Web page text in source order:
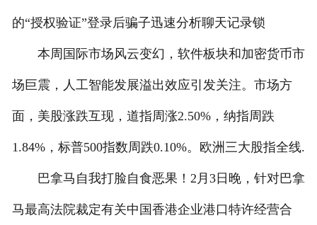
的“授权验证”登录后骗子迅速分析聊天记录锁
本周国际市场风云变幻，软件板块和加密货币市
场巨震，人工智能发展溢出效应引发关注。市场方
面，美股涨跌互现，道指周涨2.50%，纳指周跌
1.84%，标普500指数周跌0.10%。欧洲三大股指全线.
巴拿马自我打脸自食恶果！2月3日晚，针对巴拿
马最高法院裁定有关中国香港企业港口特许经营合